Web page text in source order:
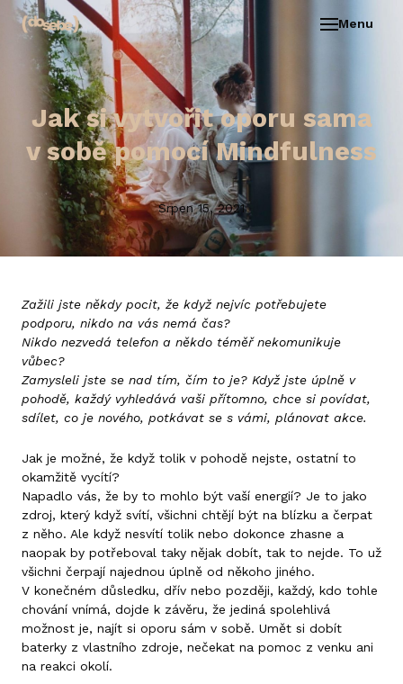
Menu
Jak si vytvořit oporu sama
v sobě pomocí Mindfulness
Srpen 15, 2021
Zažili jste někdy pocit, že když nejvíc potřebujete
podporu, nikdo na vás nemá čas?
Nikdo nezvedá telefon a někdo téměř nekomunikuje
vůbec?
Zamysleli jste se nad tím, čím to je? Když jste úplně v
pohodě, každý vyhledává vaši přítomno, chce si povídat,
sdílet, co je nového, potkávat se s vámi, plánovat akce.
Jak je možné, že když tolik v pohodě nejste, ostatní to
okamžitě vycítí?
Napadlo vás, že by to mohlo být vaší energií? Je to jako
zdroj, který když svítí, všichni chtějí být na blízku a čerpat
z něho. Ale když nesvítí tolik nebo dokonce zhasne a
naopak by potřeboval taky nějak dobít, tak to nejde. To už
všichni čerpají najednou úplně od někoho jiného.
V konečném důsledku, dřív nebo později, každý, kdo tohle
chování vnímá, dojde k závěru, že jediná spolehlivá
možnost je, najít si oporu sám v sobě. Umět si dobít
baterky z vlastního zdroje, nečekat na pomoc z venku ani
na reakci okolí.